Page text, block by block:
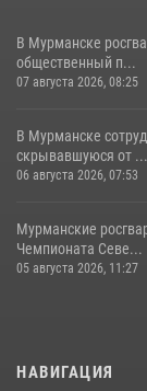
В Мурманске
общественный п...
07 августа 2026, 08:25
В Мурманске
скрывавшуюся от ...
06 августа 2026, 07:53
Мурманские
Чемпионата Севе...
05 августа 2026, 11:27
НАВИГАЦИЯ